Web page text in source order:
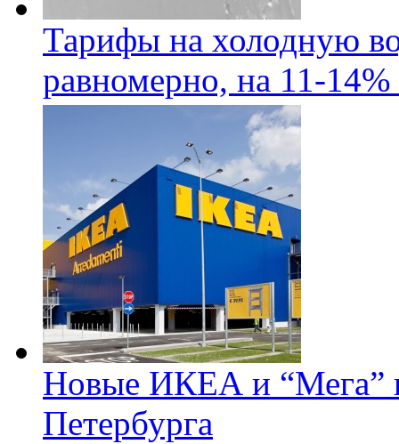
Тарифы на холодную
равномерно, на 11-14%
Новые ИКЕА и “Мега”
Петербурга